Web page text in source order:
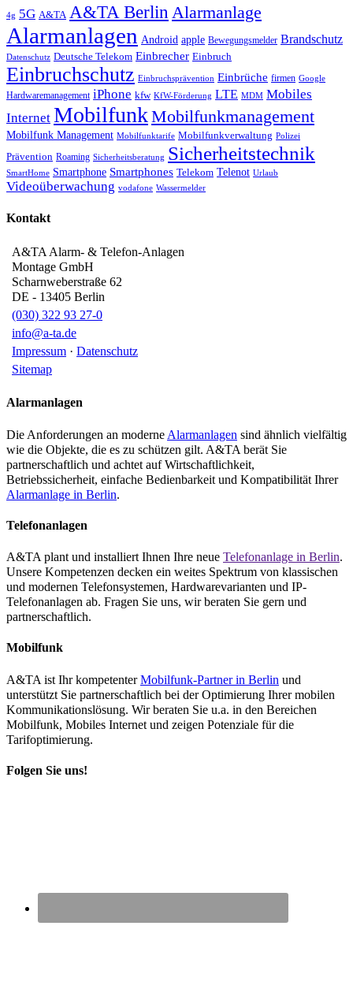
4g 5G A&TA A&TA Berlin Alarmanlage
Alarmanlagen Android apple Bewegungsmelder Brandschutz
Datenschutz Deutsche Telekom Einbrecher Einbruch
Einbruchschutz Einbruchsprävention Einbrüche firmen Google
Hardwaremanagement iPhone kfw KfW-Förderung LTE MDM Mobiles
Internet MobilfunkMobilfunkmanagement
Mobilfunk Management Mobilfunktarife Mobilfunkverwaltung Polizei
Prävention Roaming Sicherheitsberatung Sicherheitstechnik
SmartHome Smartphone Smartphones Telekom Telenot Urlaub
Videoüberwachung vodafone Wassermelder
Kontakt
A&TA Alarm- & Telefon-Anlagen
Montage GmbH
Scharnweberstraße 62
DE - 13405 Berlin
(030) 322 93 27-0
info@a-ta.de
Impressum · Datenschutz
Sitemap
Alarmanlagen
Die Anforderungen an moderne Alarmanlagen sind ähnlich vielfältig
wie die Objekte, die es zu schützen gilt. A&TA berät Sie
partnerschaftlich und achtet auf Wirtschaftlichkeit,
Betriebssicherheit, einfache Bedienbarkeit und Kompatibilität Ihrer
Alarmanlage in Berlin.
Telefonanlagen
A&TA plant und installiert Ihnen Ihre neue Telefonanlage in Berlin.
Unsere Kompetenzen decken ein weites Spektrum von klassischen
und modernen Telefonsystemen, Hardwarevarianten und IP-
Telefonanlagen ab. Fragen Sie uns, wir beraten Sie gern und
partnerschaftlich.
Mobilfunk
A&TA ist Ihr kompetenterMobilfunk-Partner in Berlin und
unterstützt Sie partnerschaftlich bei der Optimierung Ihrer mobilen
Kommunikationslösung. Wir beraten Sie u.a. in den Bereichen
Mobilfunk, Mobiles Internet und zeigen Potenziale für die
Tarifoptimierung.
Folgen Sie uns!